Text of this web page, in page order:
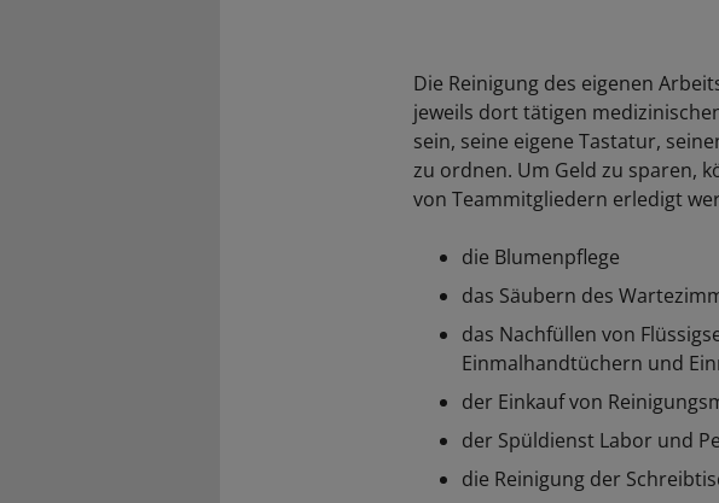
Die Reinigung des eigenen
jeweils dort tätigen
sein, seine eigene Tastatur,
zu ordnen. Um Geld zu sparen,
von Teammitgliedern erledigt
die Blumenpflege
das Säubern des
das Nachfüllen von
Einmalhandtüchern und
der Einkauf von
der Spüldienst Labor und
die Reinigung der